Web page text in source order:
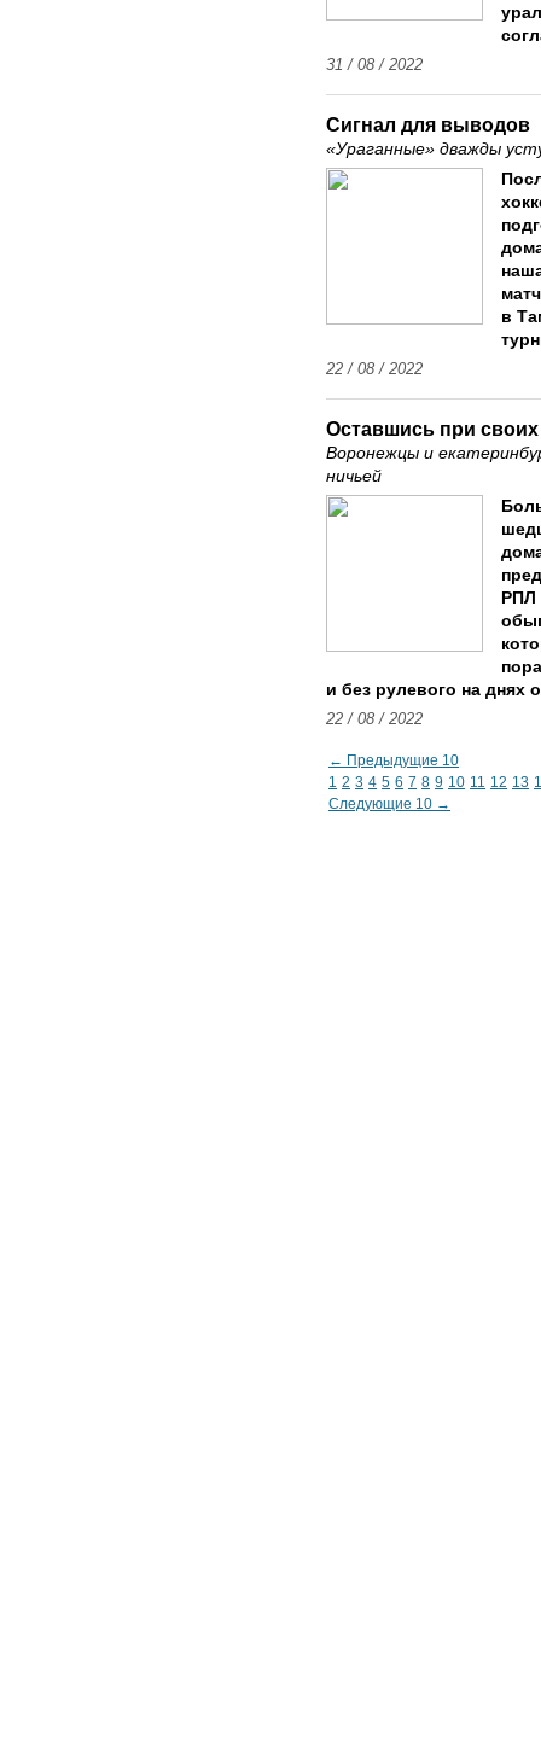
31 / 08 / 2022
Сигнал для выводов
«Ураганные» дважды
в
22 / 08 / 2022
Оставшись при своих
Воронежцы и
ничьей
РПЛ
и без рулевого на днях
22 / 08 / 2022
← Предыдущие 10
1 2 3 4 5 6 7 8 9 10 11 12 13
Следующие 10 →